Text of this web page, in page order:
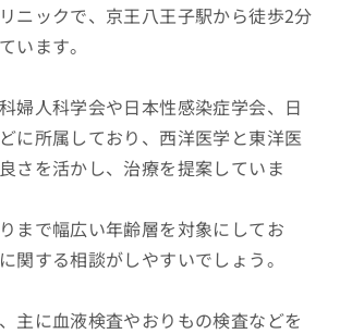
ニックで、京王八王子駅から徒歩2分
います。
婦人科学会や日本性感染症学会、日
に所属しており、西洋医学と東洋医
さを活かし、治療を提案していま
まで幅広い年齢層を対象にしてお
関する相談がしやすいでしょう。
主に血液検査やおりもの検査などを